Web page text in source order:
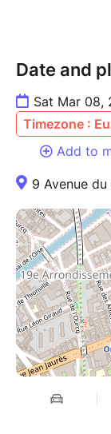
Date and
Sat Mar 08,
Timezone :
Add to
9 Avenue